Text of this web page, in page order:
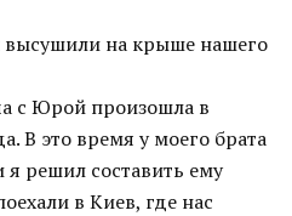
на крыше нашего
с Юрой произошла в
В это время у моего брата
решил составить ему
в Киев, где нас